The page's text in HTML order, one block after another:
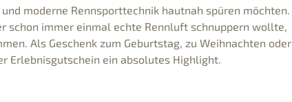
moderne Rennsporttechnik hautnah spüren möchten.
schon immer einmal echte Rennluft schnuppern wollte,
Als Geschenk zum Geburtstag, zu Weihnachten oder
Erlebnisgutschein ein absolutes Highlight.